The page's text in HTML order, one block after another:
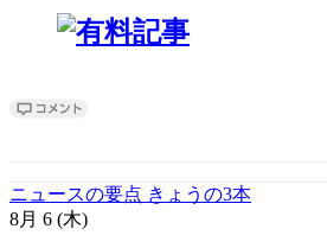
ニュースの要点 きょうの3本
8月 6 (木)